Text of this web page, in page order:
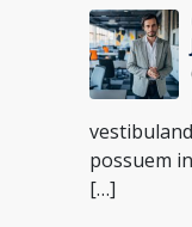
possuem
[…]